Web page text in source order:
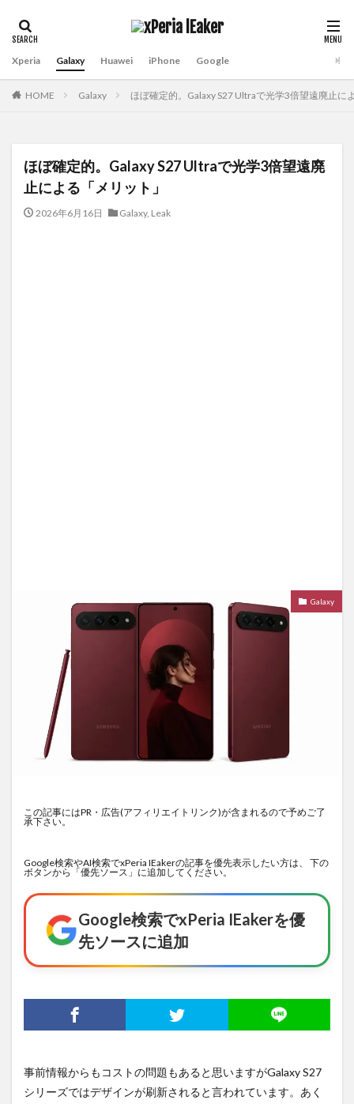
Xperia Galaxy Huawei iPhone Google
HOME Galaxy ほぼ確定的。Galaxy S27 Ultraで光学3倍望遠廃止に
ほぼ確定的。Galaxy S27 Ultraで光学3倍望遠廃
止による「メリット」
2026年6月16日 Galaxy, Leak
Galaxy
この記事にはPR・広告(アフィリエイトリンク)が含まれるので予めご了
承下さい。
Google検索やAI検索でxPeria IEakerの記事を優先表示したい方は、 下の
ボタンから「優先ソース」に追加してください。
Google検索でxPeria IEakerを優
先ソースに追加
事前情報からもコストの問題もあると思いますがGalaxy S27
シリーズではデザインが刷新されると言われています。あく